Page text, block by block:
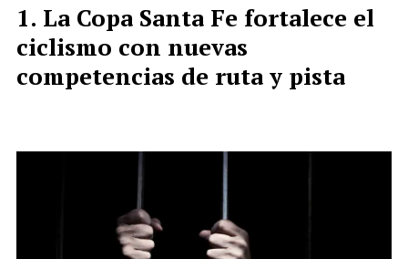
La Copa Santa Fe fortalece el
ciclismo con nuevas
competencias de ruta y pista